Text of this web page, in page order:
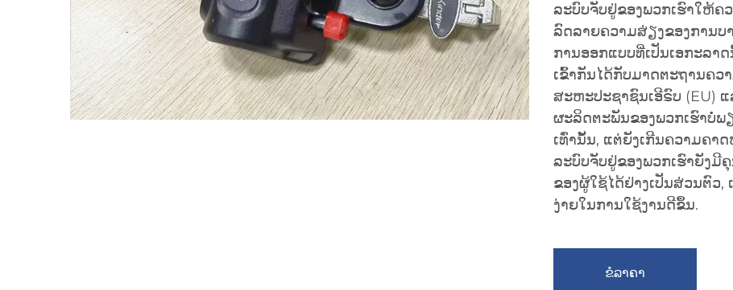
ລະບົບຈັບຢູ່ຂອງພວກເຮົາໃຫ້ຄ
ລົດລາຍຄວາມສ່ຽງຂອງການບ
ການອອກແບບທີ່ເປັນເອກະລາ
ເຂົ້າກັນໄດ້ກັບມາດຕະຖານຄວ
ສະຫະປະຊາຊົນເອີຣົບ (EU)
ຜະລິດຕະພັນຂອງພວກເຮົາບໍ່ພ
ເທົ່ານັ້ນ, ແຕ່ຍັງເກີນຄວາມຄາ
ລະບົບຈັບຢູ່ຂອງພວກເຮົາຍັງມີ
ຂອງຜູ້ໃຊ້ໄດ້ຢ່າງເປັນສ່ວນຕົວ
ງ່າຍໃນການໃຊ້ງານດີຂຶ້ນ.
ຂໍລາຄາ